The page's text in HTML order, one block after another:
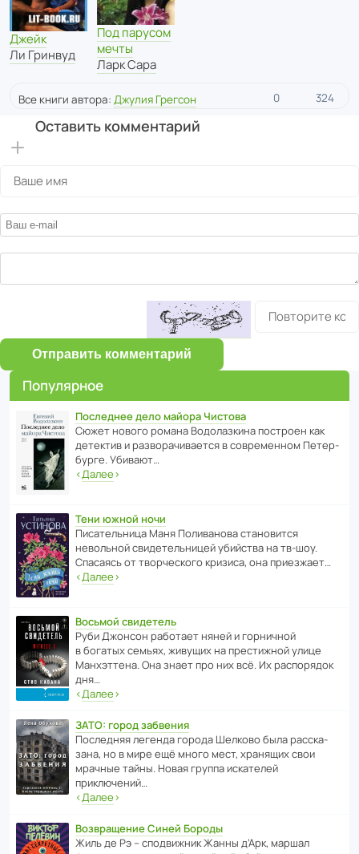
Джейк
Ли Гринвуд
Под парусом
мечты
Ларк Сара
Все книги автора: Джулия Грегсон 0 324
Оставить комментарий
Отправить комментарий
Популярное
Последнее дело майора Чистова
Сюжет нового романа Водо­ла­з­кина пост­роен как
дете­ктив и разво­ра­чи­ва­ется в совре­менном Пете­р­
бурге. Убивают…
‹Далее›
Тени южной ночи
Писа­тель­ница Маня Поли­ва­нова стано­вится
невольной свиде­тель­ницей убийства на тв-шоу.
Спасаясь от твор­че­с­кого кризиса, она приезжает…
‹Далее›
Восьмой свидетель
Руби Джонсон рабо­тает няней и горни­чной
в богатых семьях, живущих на прес­ти­жной улице
Манх­эт­тена. Она знает про них всё. Их распо­рядок
дня…
‹Далее›
ЗАТО: город забвения
После­дняя легенда города Шелково была расска­
зана, но в мире ещё много мест, хранящих свои
мрачные тайны. Новая группа иска­телей
приключений…
‹Далее›
Возвращение Синей Бороды
Жиль де Рэ – спод­ви­жник Жанны д’Арк, маршал